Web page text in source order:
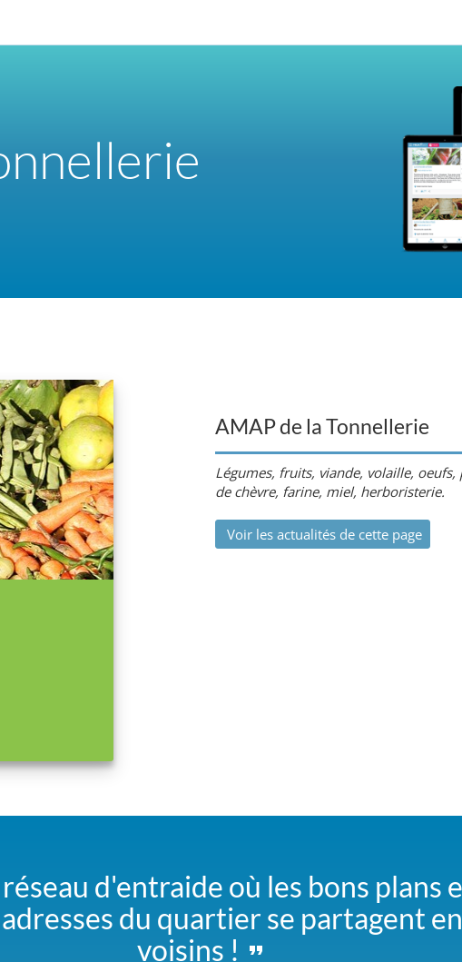
AMAP de la Tonnellerie
Légumes, fruits, viande, volaille,
de chèvre, farine, miel, herboristerie.
Voir les actualités de cette page
réseau d'entraide où les bons plans
du quartier se partagent
voisins !